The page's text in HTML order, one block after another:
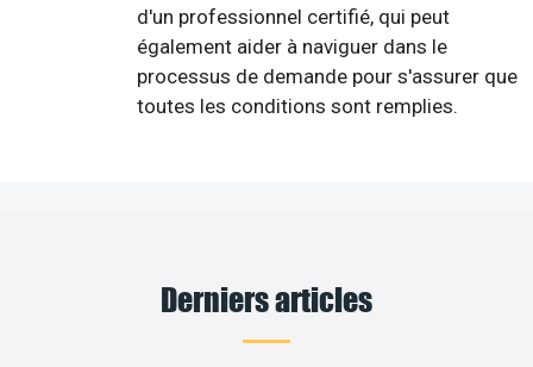
d'un professionnel certifié, qui peut
également aider à naviguer dans le
processus de demande pour s'assurer que
toutes les conditions sont remplies.
Derniers articles